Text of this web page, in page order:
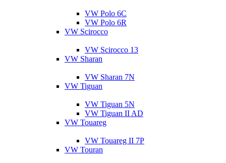
VW Polo 6C
VW Polo 6R
VW Scirocco
VW Scirocco 13
VW Sharan
VW Sharan 7N
VW Tiguan
VW Tiguan 5N
VW Tiguan II AD
VW Touareg
VW Touareg II 7P
VW Touran